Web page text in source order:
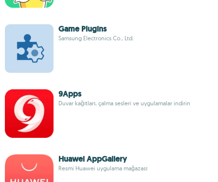
Game Plugins
Samsung Electronics Co., Ltd.
9Apps
Duvar kağıtları, çalma sesleri ve uygulamalar indirin
Huawei AppGallery
Resmi Huawei uygulama mağazası